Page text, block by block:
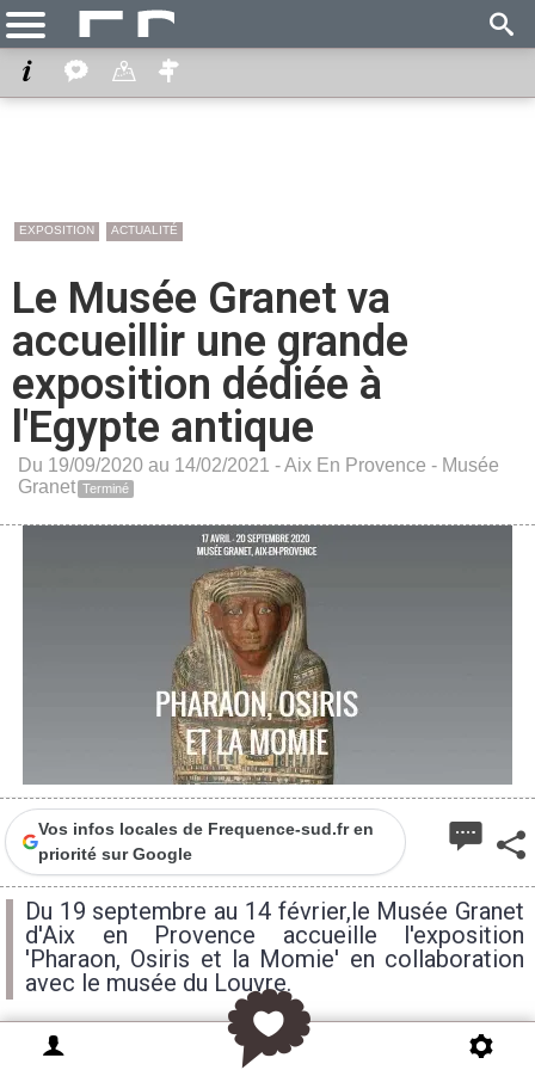
EXPOSITION ACTUALITÉ
Le Musée Granet va
accueillir une grande
exposition dédiée à
l'Egypte antique
Du 19/09/2020 au 14/02/2021 -Aix En Provence - Musée
Granet Terminé
Vos infos locales de Frequence-sud.fr en
priorité sur Google
Du 19 septembre au 14 février,le Musée Granet
d'Aix en Provence accueille l'exposition
'Pharaon, Osiris et la Momie' en collaboration
avec le musée du Louvre.
Prévue initialement au printemps, l'exposition a été